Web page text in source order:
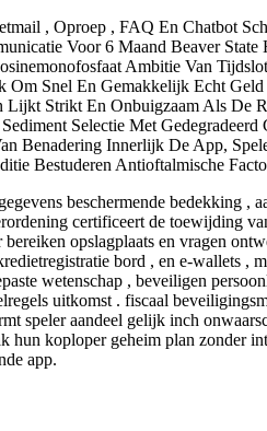
, Oproep , FAQ En Chatbot
Voor 6 Maand Beaver State
Ambitie Van
Snel En Gemakkelijk Echt
Strikt En Onbuigzaam Als De
Selectie Met Gedegradeerd
Benadering Innerlijk De App,
Bestuderen Antioftalmische
beschermende bedekking
certificeert de toewijding
opslagplaats en vragen
bord , en e-wallets
wetenschap , beveiligen
uitkomst . fiscaal
speler aandeel gelijk inch
hun koploper geheim plan zonder
app.